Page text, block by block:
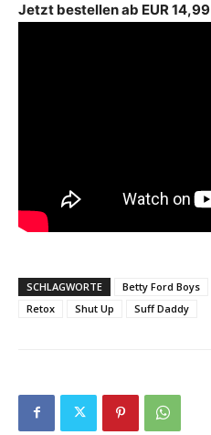
Jetzt bestellen ab EUR 14,99
SCHLAGWORTE Betty Ford Boys
Retox
Shut Up Suff Daddy